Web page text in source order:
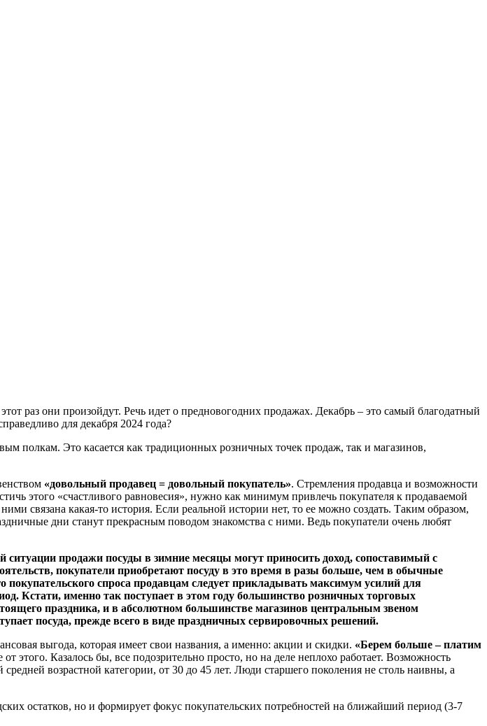
раз они произойдут. Речь идет о предновогодних продажах. Декабрь – это самый благодатный
для декабря 2024 года?
полкам. Это касается как традиционных розничных точек продаж, так и магазинов,
«довольный продавец = довольный покупатель». Стремления продавца и возможности
этого «счастливого равновесия», нужно как минимум привлечь покупателя к продаваемой
связана какая-то история. Если реальной истории нет, то ее можно создать. Таким образом,
дни станут прекрасным поводом знакомства с ними. Ведь покупатели очень любят
продажи посуды в зимние месяцы могут приносить доход, сопоставимый с
покупатели приобретают посуду в это время в разы больше, чем в обычные
спроса продавцам следует прикладывать максимум усилий для
Кстати, именно так поступает в этом году большинство розничных торговых
праздника, и в абсолютном большинстве магазинов центральным звеном
посуда, прежде всего в виде праздничных сервировочных решений.
выгода, которая имеет свои названия, а именно: акции и скидки. «Берем больше – платим
этого. Казалось бы, все подозрительно просто, но на деле неплохо работает. Возможность
возрастной категории, от 30 до 45 лет. Люди старшего поколения не столь наивны, а
остатков, но и формирует фокус покупательских потребностей на ближайший период (3-7